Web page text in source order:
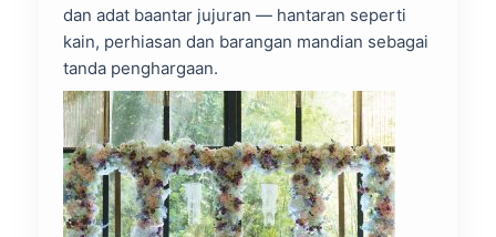
dan adat baantar jujuran — hantaran seperti
kain, perhiasan dan barangan mandian sebagai
tanda penghargaan.